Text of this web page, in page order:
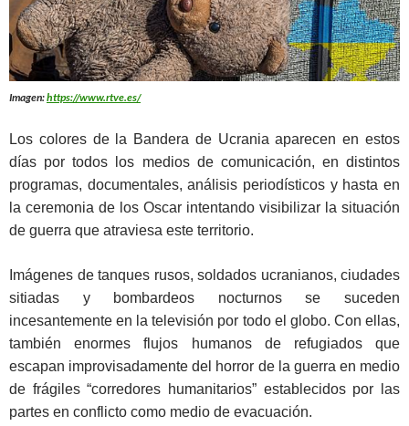
Imagen:https://www.rtve.es/
Los colores de la Bandera de Ucrania aparecen en estos
días por todos los medios de comunicación, en distintos
programas, documentales, análisis periodísticos y hasta en
la ceremonia de los Oscar intentando visibilizar la situación
de guerra que atraviesa este territorio.
Imágenes de tanques rusos, soldados ucranianos, ciudades
sitiadas y bombardeos nocturnos se suceden
incesantemente en la televisión por todo el globo. Con ellas,
también enormes flujos humanos de refugiados que
escapan improvisadamente del horror de la guerra en medio
de frágiles “corredores humanitarios” establecidos por las
partes en conflicto como medio de evacuación.